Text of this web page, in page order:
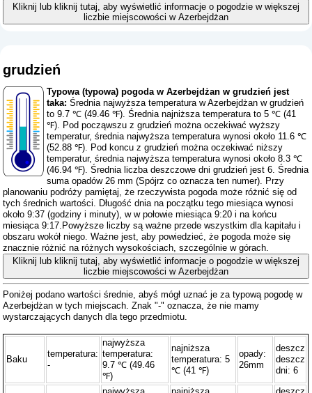
Kliknij lub kliknij tutaj, aby wyświetlić informacje o pogodzie w większej
liczbie miejscowości w Azerbejdżan
grudzień
Typowa (typowa) pogoda w Azerbejdżan w grudzień jest
taka: Średnia najwyższa temperatura w Azerbejdżan w grudzień
to 9.7 ℃ (49.46 ℉). Średnia najniższa temperatura to 5 ℃ (41
℉). Pod począwszu z grudzień można oczekiwać wyższy
temperatur, średnia najwyższa temperatura wynosi około 11.6 ℃
(52.88 ℉). Pod koncu z grudzień można oczekiwać niższy
temperatur, średnia najwyższa temperatura wynosi około 8.3 ℃
(46.94 ℉). Średnia liczba deszczowe dni grudzień jest 6. Średnia
suma opadów 26 mm (Spójrz co oznacza ten numer). Przy
planowaniu podróży pamiętaj, że rzeczywista pogoda może różnić się od
tych średnich wartości. Długość dnia na początku tego miesiąca wynosi
około 9:37 (godziny i minuty), w w połowie miesiąca 9:20 i na końcu
miesiąca 9:17.Powyższe liczby są ważne przede wszystkim dla kapitału i
obszaru wokół niego. Ważne jest, aby powiedzieć, że pogoda może się
znacznie różnić na różnych wysokościach, szczególnie w górach.
Kliknij lub kliknij tutaj, aby wyświetlić informacje o pogodzie w większej
liczbie miejscowości w Azerbejdżan
Poniżej podano wartości średnie, abyś mógł uznać je za typową pogodę w
Azerbejdżan w tych miejscach. Znak "-" oznacza, że ​​nie mamy
wystarczających danych dla tego przedmiotu.
Baku
temperatura:
-
najwyższa
temperatura:
9.7 ℃ (49.46
℉)
najniższa
temperatura: 5
℃ (41 ℉)
opady:
26mm
deszcz
deszcz
dni: 6